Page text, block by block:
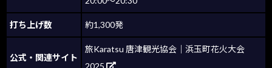
打ち上げ数 約1,300発
公式・関連サイト
旅Karatsu 唐津観光協会｜浜玉町花火大会
2025